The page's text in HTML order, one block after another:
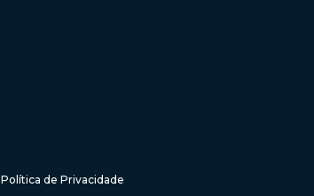
Política de Privacidade